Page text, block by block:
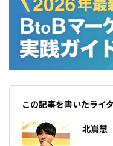
この記事を書いたライ
北嶌慧